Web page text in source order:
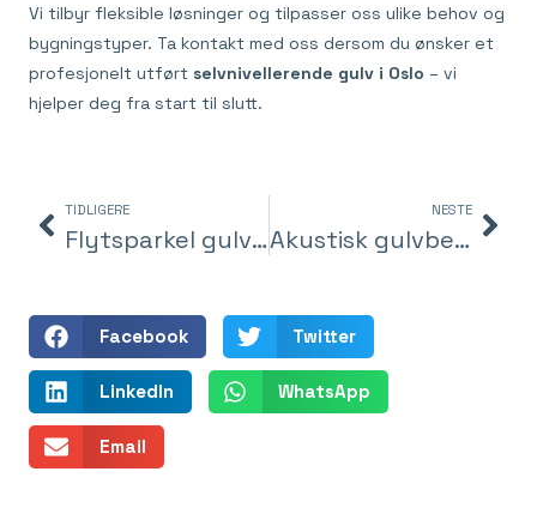
Vi tilbyr fleksible løsninger og tilpasser oss ulike behov og
bygningstyper. Ta kontakt med oss dersom du ønsker et
profesjonelt utført selvnivellerende gulv i Oslo – vi
hjelper deg fra start til slutt.
TIDLIGERE
Flytsparkel gulv i Oslo – for et perfekt og varig underlag
NESTE
Akustisk gulvbelegg i Oslo – stillegående og funksjonelt gulv for alle miljøer
Facebook Twitter
LinkedIn WhatsApp
Email